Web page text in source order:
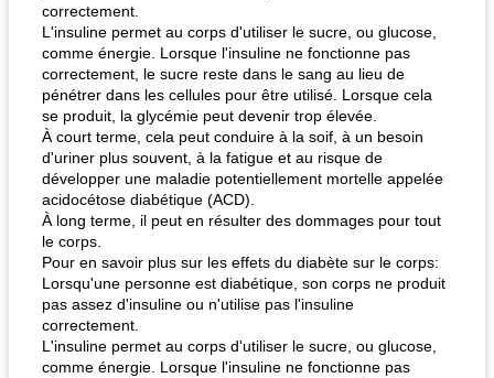
correctement.
L'insuline permet au corps d'utiliser le sucre, ou glucose,
comme énergie. Lorsque l'insuline ne fonctionne pas
correctement, le sucre reste dans le sang au lieu de
pénétrer dans les cellules pour être utilisé. Lorsque cela
se produit, la glycémie peut devenir trop élevée.
À court terme, cela peut conduire à la soif, à un besoin
d'uriner plus souvent, à la fatigue et au risque de
développer une maladie potentiellement mortelle appelée
acidocétose diabétique (ACD).
À long terme, il peut en résulter des dommages pour tout
le corps.
Pour en savoir plus sur les effets du diabète sur le corps:
Lorsqu'une personne est diabétique, son corps ne produit
pas assez d'insuline ou n'utilise pas l'insuline
correctement.
L'insuline permet au corps d'utiliser le sucre, ou glucose,
comme énergie. Lorsque l'insuline ne fonctionne pas